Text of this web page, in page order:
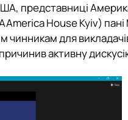
представниці
House Kyiv)
чинникам для
активну